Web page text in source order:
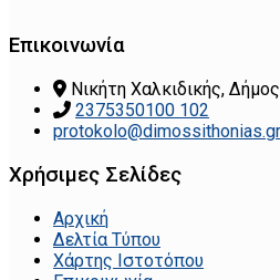
Επικοινωνία
Νικήτη Χαλκιδικής,
2375350100 102
protokolo@dimossithonias.gr
Χρήσιμες Σελίδες
Αρχική
Δελτία Τύπου
Χάρτης Ιστοτόπου